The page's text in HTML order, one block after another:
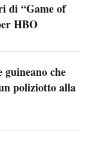
di “Game of
HBO
che
poliziotto alla